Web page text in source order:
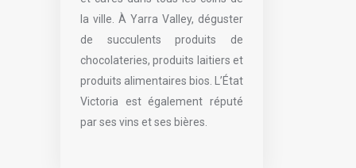
la ville. À Yarra Valley, déguster
de succulents produits de
chocolateries, produits laitiers et
produits alimentaires bios. L’État
Victoria est également réputé
par ses vins et ses bières.